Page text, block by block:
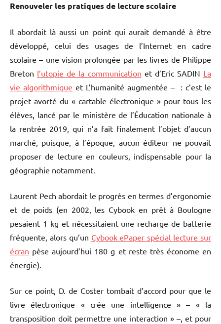
Renouveler les pratiques de lecture scolaire
Il abordait là aussi un point qui aurait demandé à être
développé, celui des usages de l’Internet en cadre
scolaire – une vision prolongée par les livres de Philippe
Breton l’utopie de la communication et d’Eric SADIN La
vie algorithmique et L’humanité augmentée – : c’est le
projet avorté du « cartable électronique » pour tous les
élèves, lancé par le ministère de l’Éducation nationale à
la rentrée 2019, qui n’a fait finalement l’objet d’aucun
marché, puisque, à l’époque, aucun éditeur ne pouvait
proposer de lecture en couleurs, indispensable pour la
géographie notamment.
Laurent Pech abordait le progrès en termes d’ergonomie
et de poids (en 2002, les Cybook en prêt à Boulogne
pesaient 1 kg et nécessitaient une recharge de batterie
fréquente, alors qu’un Cybook ePaper spécial lecture sur
écran pèse aujourd’hui 180 g et reste très économe en
énergie).
Sur ce point, D. de Coster tombait d’accord pour que le
livre électronique « crée une intelligence » – « la
transposition doit permettre une interaction » –, et pour